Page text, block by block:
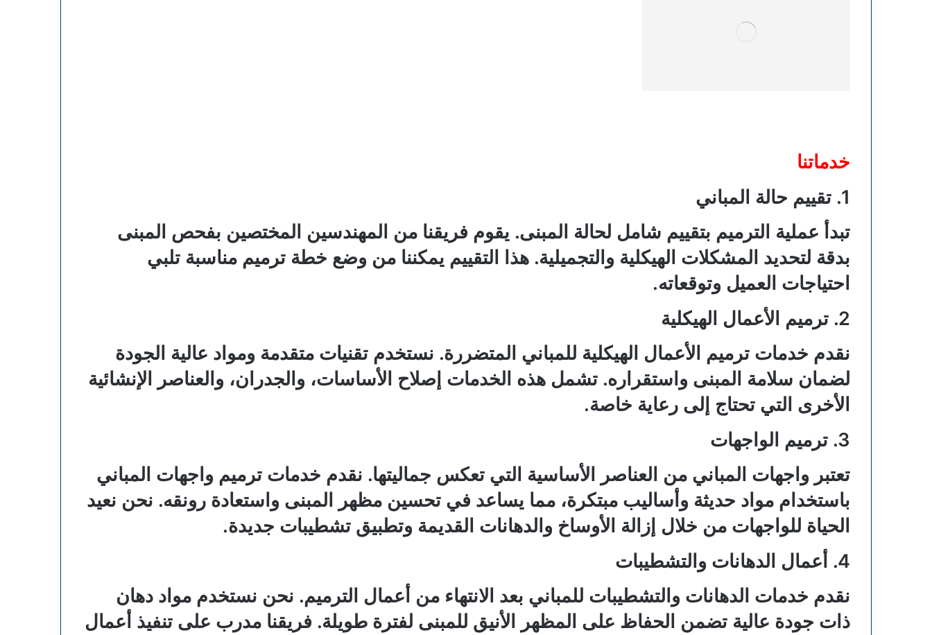
خدماتنا
1. تقييم حالة المباني
تبدأ عملية الترميم بتقييم شامل لحالة المبنى. يقوم فريقنا من المهندسين المختصين بفحص المبنى
بدقة لتحديد المشكلات الهيكلية والتجميلية. هذا التقييم يمكننا من وضع خطة ترميم مناسبة تلبي
احتياجات العميل وتوقعاته.
2. ترميم الأعمال الهيكلية
نقدم خدمات ترميم الأعمال الهيكلية للمباني المتضررة. نستخدم تقنيات متقدمة ومواد عالية الجودة
لضمان سلامة المبنى واستقراره. تشمل هذه الخدمات إصلاح الأساسات، والجدران، والعناصر الإنشائية
الأخرى التي تحتاج إلى رعاية خاصة.
3. ترميم الواجهات
تعتبر واجهات المباني من العناصر الأساسية التي تعكس جماليتها. نقدم خدمات ترميم واجهات المباني
باستخدام مواد حديثة وأساليب مبتكرة، مما يساعد في تحسين مظهر المبنى واستعادة رونقه. نحن نعيد
الحياة للواجهات من خلال إزالة الأوساخ والدهانات القديمة وتطبيق تشطيبات جديدة.
4. أعمال الدهانات والتشطيبات
نقدم خدمات الدهانات والتشطيبات للمباني بعد الانتهاء من أعمال الترميم. نحن نستخدم مواد دهان
ذات جودة عالية تضمن الحفاظ على المظهر الأنيق للمبنى لفترة طويلة. فريقنا مدرب على تنفيذ أعمال